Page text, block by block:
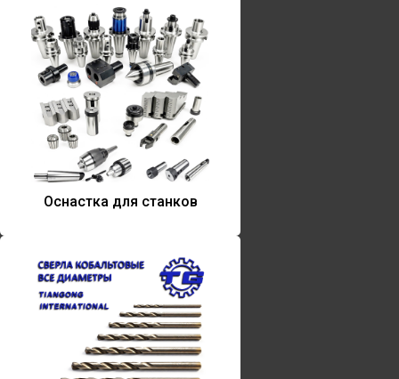
Оснастка для станков